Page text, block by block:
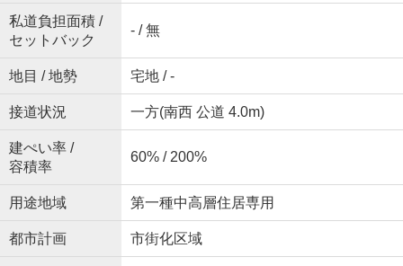
私道負担面積 /
セットバック
- / 無
地目 / 地勢 宅地 / -
接道状況 一方(南西 公道 4.0m)
建ぺい率 /
容積率
60% / 200%
用途地域 第一種中高層住居専用
都市計画 市街化区域